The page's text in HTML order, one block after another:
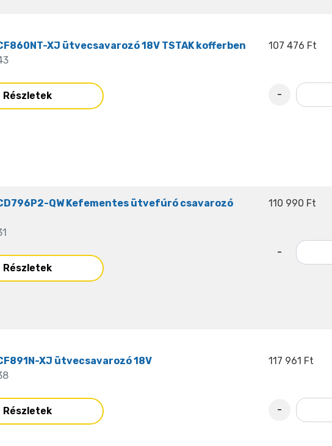
XJ ütvecsavarozó 18V TSTAK kofferben
Részletek
107 476 Ft
-
QW Kefementes ütvefúró csavarozó
Részletek
110 990 Ft
-
XJ ütvecsavarozó 18V
Részletek
117 961 Ft
-